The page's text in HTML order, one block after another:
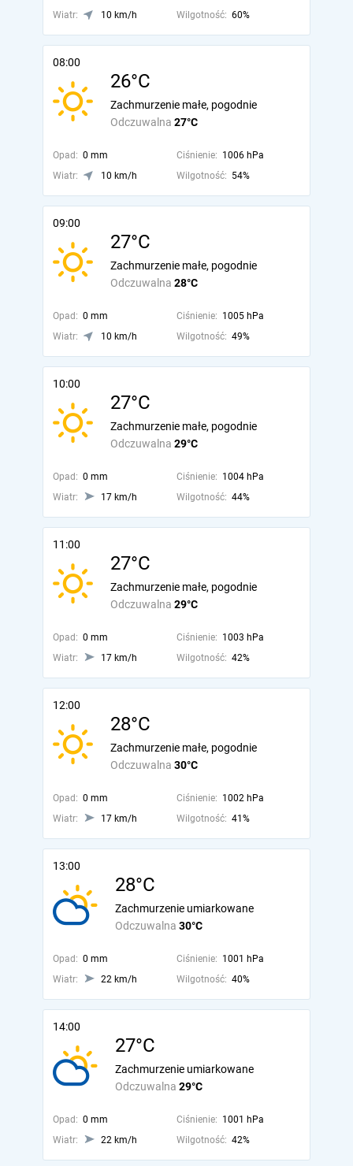
Wiatr: 10 km/h Wilgotność: 60%
08:00
26°C
Odczuwalna 27°C
Zachmurzenie małe, pogodnie
Opad: 0 mm Ciśnienie: 1006 hPa
Wiatr:
10 km/h Wilgotność: 54%
09:00
27°C
Odczuwalna 28°C
Zachmurzenie małe, pogodnie
Opad: 0 mm Ciśnienie: 1005 hPa
Wiatr:
10 km/h Wilgotność: 49%
10:00
27°C
Odczuwalna 29°C
Zachmurzenie małe, pogodnie
Opad: 0 mm Ciśnienie: 1004 hPa
Wiatr:
17 km/h Wilgotność: 44%
11:00
27°C
Odczuwalna 29°C
Zachmurzenie małe, pogodnie
Opad: 0 mm Ciśnienie: 1003 hPa
Wiatr:
17 km/h Wilgotność: 42%
12:00
28°C
Odczuwalna 30°C
Zachmurzenie małe, pogodnie
Opad: 0 mm Ciśnienie: 1002 hPa
Wiatr:
17 km/h Wilgotność: 41%
13:00
28°C
Odczuwalna 30°C
Zachmurzenie umiarkowane
Opad: 0 mm Ciśnienie: 1001 hPa
Wiatr:
22 km/h Wilgotność: 40%
14:00
27°C
Odczuwalna 29°C
Zachmurzenie umiarkowane
Opad: 0 mm Ciśnienie: 1001 hPa
Wiatr:
22 km/h Wilgotność: 42%